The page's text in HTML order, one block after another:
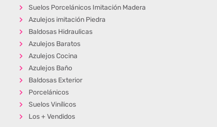
Suelos Porcelánicos Imitación Madera
Azulejos imitación Piedra
Baldosas Hidraulicas
Azulejos Baratos
Azulejos Cocina
Azulejos Baño
Baldosas Exterior
Porcelánicos
Suelos Vinílicos
Los + Vendidos